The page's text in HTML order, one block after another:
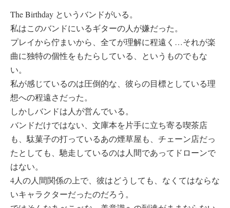
The Birthday というバンドがいる。
私はこのバンドにいるギターの人が嫌だった。
プレイから佇まいから、全てが理解に程遠く…それが楽
曲に独特の個性をもたらしている、というものでもな
い。
私が感じているのは圧倒的な、彼らの目標としている理
想への程遠さだった。
しかしバンドは人が営んでいる。
バンドだけではない、文庫本を片手に立ち寄る喫茶店
も、駄菓子の打っているあの煙草屋も、チェーン店だっ
たとしても、馳走しているのは人間であってドローンで
はない。
4人の人間関係の上で、彼はどうしても、なくてはならな
いキャラクターだったのだろう。